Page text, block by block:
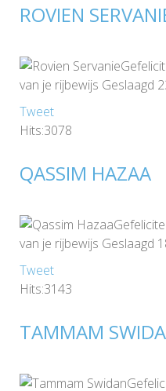
ROVIEN
van je rijbewijs Geslaagd
Tweet
Hits:3078
QASSIM HAZAA
van je rijbewijs Geslaagd
Tweet
Hits:3143
TAMMAM